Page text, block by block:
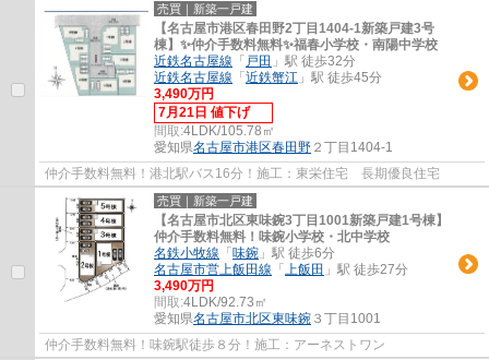
売買｜新築一戸建
【名古屋市港区春田野2丁目1404-1新築戸建3号
棟】✨️仲介手数料無料✨️福春小学校・南陽中学校
近鉄名古屋線 「 戸田 」駅 徒歩32分
近鉄名古屋線 「 近鉄蟹江 」駅 徒歩45分
3,490万円
7月21日 値下げ
間取:4LDK/105.78㎡
愛知県名古屋市港区春田野 ２丁目1404-1
仲介手数料無料！港北駅バス16分！施工：東栄住宅 長期優良住宅
売買｜新築一戸建
【名古屋市北区東味鋺3丁目1001新築戸建1号棟】
仲介手数料無料！味鋺小学校・北中学校
名鉄小牧線 「 味鋺 」駅 徒歩6分
名古屋市営上飯田線 「 上飯田 」駅 徒歩27分
3,490万円
間取:4LDK/92.73㎡
愛知県名古屋市北区東味鋺 ３丁目1001
仲介手数料無料！味鋺駅徒歩８分！施工：アーネストワン